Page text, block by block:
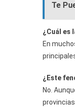
Te
¿Cuál es
En
¿Este
No.